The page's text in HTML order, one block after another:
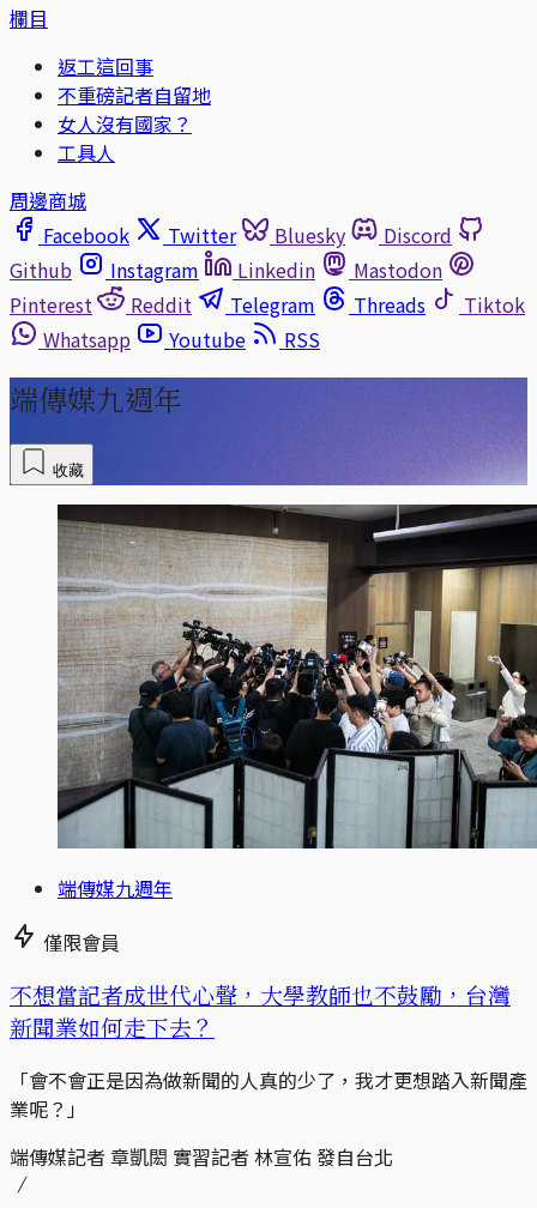
欄目
返工這回事
不重磅記者自留地
女人沒有國家？
工具人
周邊商城
Facebook
Twitter Bluesky
Discord
Github
Instagram Linkedin
Mastodon
Pinterest
Reddit Telegram Threads
Tiktok
Whatsapp
Youtube RSS
端傳媒九週年
收藏
端傳媒九週年
僅限會員
不想當記者成世代心聲，大學教師也不鼓勵，台灣
新聞業如何走下去？
「會不會正是因為做新聞的人真的少了，我才更想踏入新聞產
業呢？」
端傳媒記者 章凱閎 實習記者 林宣佑 發自台北